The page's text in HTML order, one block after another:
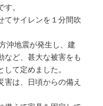
。
てサイレンを１分間吹
沖地震が発生し、建
など、甚大な被害をも
て定めました。
は、日頃からの備え